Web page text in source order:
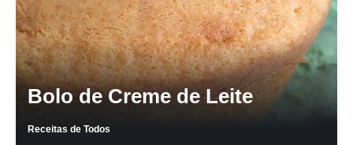
Bolo de Creme de Leite
Receitas de Todos